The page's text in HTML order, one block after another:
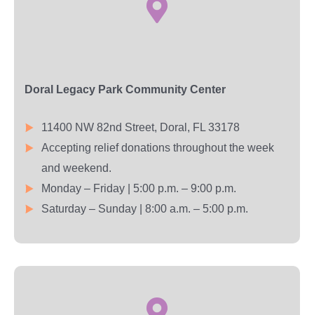
Doral Legacy Park Community Center
11400 NW 82nd Street, Doral, FL 33178
Accepting relief donations throughout the week
and weekend.
Monday – Friday | 5:00 p.m. – 9:00 p.m.
Saturday – Sunday | 8:00 a.m. – 5:00 p.m.